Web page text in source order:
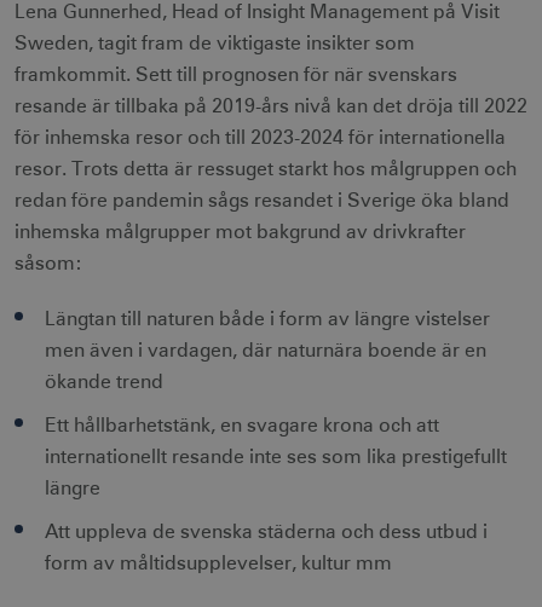
Lena Gunnerhed, Head of Insight Management på Visit
Sweden, tagit fram de viktigaste insikter som
framkommit. Sett till prognosen för när svenskars
resande är tillbaka på 2019-års nivå kan det dröja till 2022
för inhemska resor och till 2023-2024 för internationella
resor. Trots detta är ressuget starkt hos målgruppen och
redan före pandemin sågs resandet i Sverige öka bland
inhemska målgrupper mot bakgrund av drivkrafter
såsom:
Längtan till naturen både i form av längre vistelser
men även i vardagen, där naturnära boende är en
ökande trend
Ett hållbarhetstänk, en svagare krona och att
internationellt resande inte ses som lika prestigefullt
längre
Att uppleva de svenska städerna och dess utbud i
form av måltidsupplevelser, kultur mm